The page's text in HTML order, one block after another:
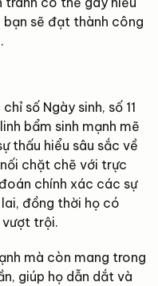
sẽ đạt thành công
số Ngày sinh, số 11
bẩm sinh mạnh mẽ
thấu hiểu sâu sắc về
chặt chẽ với trực
chính xác các sự
đồng thời họ có
vượt trội.
mà còn mang trong
giúp họ dẫn dắt và